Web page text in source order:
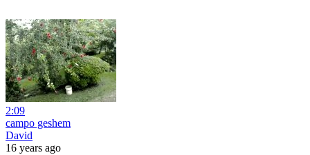
2:09
campo geshem
David
16 years ago